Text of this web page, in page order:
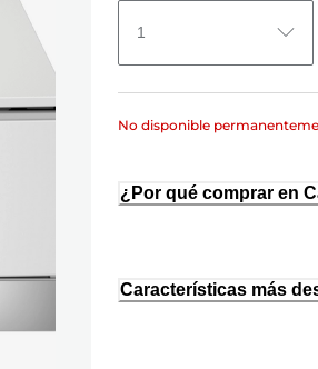
1
No disponible
¿Por qué comprar en
Características más